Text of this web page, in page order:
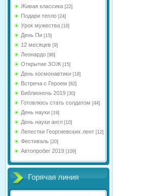
Живая классика [22]
Подари тепло [24]
Урок мужества [16]
День Пи [15]
12 месяцев [9]
Леонардо [98]
Открытие ЗОЖ [15]
День космонавтики [18]
Встреча с Героем [82]
Библионочь 2019 [30]
Готовлюсь стать солдатом [44]
День науки [19]
День науки англ [10]
Лепестки Георгиевских лент [12]
Фестиваль [20]
Автопробег 2019 [109]
Горячая линия